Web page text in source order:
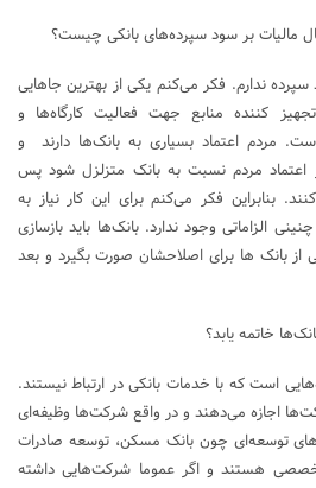
مالیات بر سود سپرده‌های بانکی چیست؟
ندارم. فکر می‌کنم یکی از بهترین جاهایی
کننده منابع جهت فعالیت کارگاه‌ها و
مردم اعتماد بسیاری به بانک‌ها دارند و
اعتماد مردم نسبت به بانک متزلزل شود پس
بنابراین فکر می‌کنم برای این کار نیاز به
الزاماتی وجود ندارد. بانک‌ها باید بازسازی
از بانک ها برای اصلاحشان صورت بگیرد و بعد
خاتمه یابد؟
است که با خدمات بانکی در ارتباط نیستند.
اجازه می‌دهند و در واقع شرکت‌ها وظیفه‌ای
توسعه‌ای چون بانک مسکن، توسعه صادرات
هستند و اگر عموما شرکت‌هایی داشته